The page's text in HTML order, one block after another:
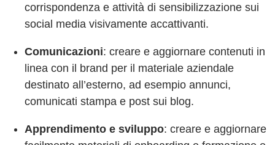
corrispondenza e attività di sensibilizzazione sui
social media visivamente accattivanti.
Comunicazioni: creare e aggiornare contenuti in
linea con il brand per il materiale aziendale
destinato all’esterno, ad esempio annunci,
comunicati stampa e post sui blog.
Apprendimento e sviluppo: creare e aggiornare